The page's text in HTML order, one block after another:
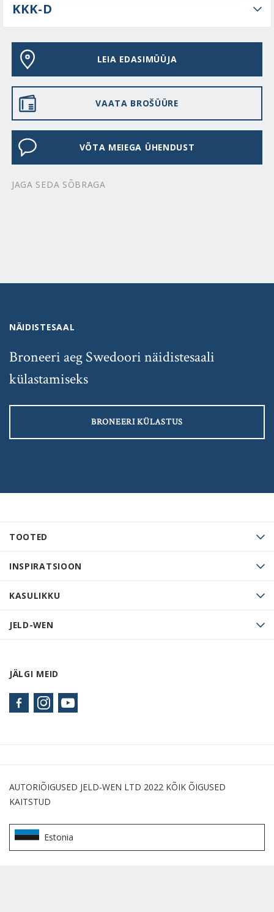
KKK-D
LEIA EDASIMÜÜJA
VAATA BROŠÜÜRE
VÕTA MEIEGA ÜHENDUST
JAGA SEDA SÕBRAGA
TOOTED
INSPIRATSIOON
KASULIKKU
JELD-WEN
JÄLGI MEID
NÄIDISTESAAL
Broneeri aeg Swedoori näidistesaali
külastamiseks
BRONEERI KÜLASTUS
AUTORIÕIGUSED JELD-WEN LTD 2022 KÕIK ÕIGUSED
KAITSTUD
Estonia